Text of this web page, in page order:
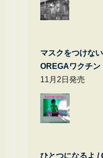
マスクをつけな
OREGAワクチン
11月2日発売
ひとつになるよ /